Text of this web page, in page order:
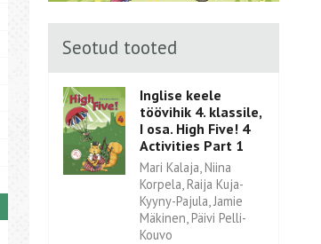
Seotud tooted
Inglise keele
töövihik 4. klassile,
I osa. High Five! 4
Activities Part 1
Mari Kalaja, Niina
Korpela, Raija Kuja-
Kyyny-Pajula, Jamie
Mäkinen, Päivi Pelli-
Kouvo